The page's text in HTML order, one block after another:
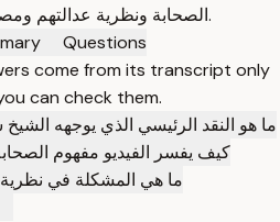
الصحابة ونظرية عدالتهم ومصداقية الأسانيد في علم الحديث.
Questions
come from its transcript only
can check them.
ما هو النقد الرئيسي الذي يوجهه
كيف يفسر الفيديو مفهوم
ما هي المشكلة في